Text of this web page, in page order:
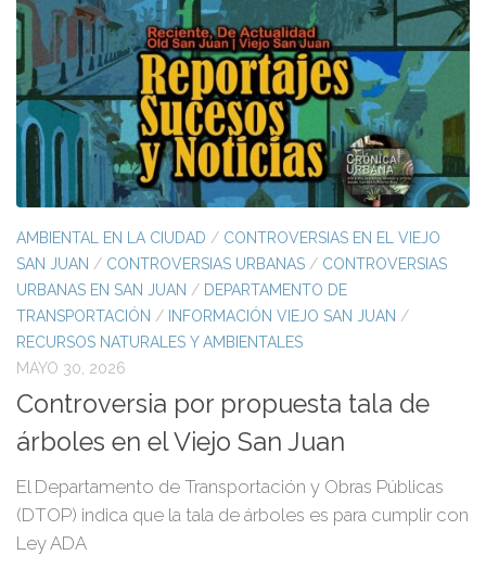
AMBIENTAL EN LA CIUDAD / CONTROVERSIAS EN EL VIEJO
SAN JUAN / CONTROVERSIAS URBANAS / CONTROVERSIAS
URBANAS EN SAN JUAN / DEPARTAMENTO DE
TRANSPORTACIÓN / INFORMACIÓN VIEJO SAN JUAN /
RECURSOS NATURALES Y AMBIENTALES
MAYO 30, 2026
Controversia por propuesta tala de
árboles en el Viejo San Juan
El Departamento de Transportación y Obras Públicas
(DTOP) indica que la tala de árboles es para cumplir con
Ley ADA